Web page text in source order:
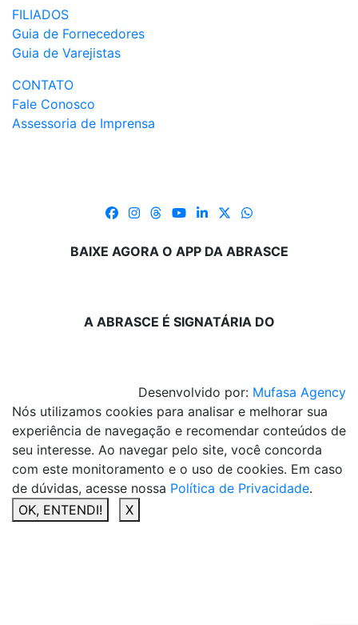
FILIADOS
Guia de Fornecedores
Guia de Varejistas
CONTATO
Fale Conosco
Assessoria de Imprensa
BAIXE AGORA O APP DA ABRASCE
A ABRASCE É SIGNATÁRIA DO
Desenvolvido por: Mufasa Agency
Nós utilizamos cookies para analisar e melhorar sua
experiência de navegação e recomendar conteúdos de
seu interesse. Ao navegar pelo site, você concorda
com este monitoramento e o uso de cookies. Em caso
de dúvidas, acesse nossa Política de Privacidade.
OK, ENTENDI!
X